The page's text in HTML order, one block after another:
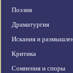
Поэзия
Драматургия
Искания и
Критика
Сомнения и споры